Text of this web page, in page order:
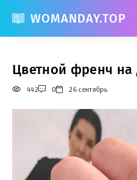
WOMANDAY.TOP
Цветной френч на
442 0 26 сентябрь